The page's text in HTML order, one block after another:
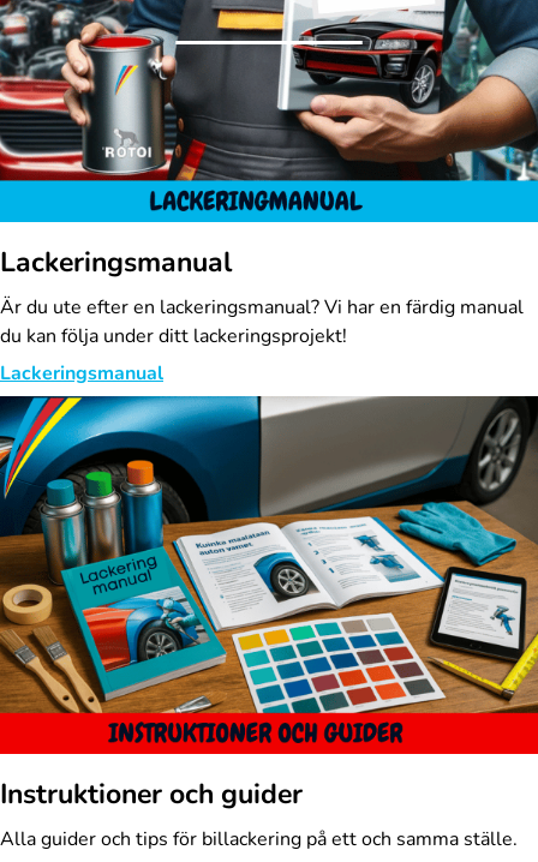
Lackeringsmanual
Är du ute efter en lackeringsmanual? Vi har en färdig manual
du kan följa under ditt lackeringsprojekt!
Lackeringsmanual
Instruktioner och guider
Alla guider och tips för billackering på ett och samma ställe.